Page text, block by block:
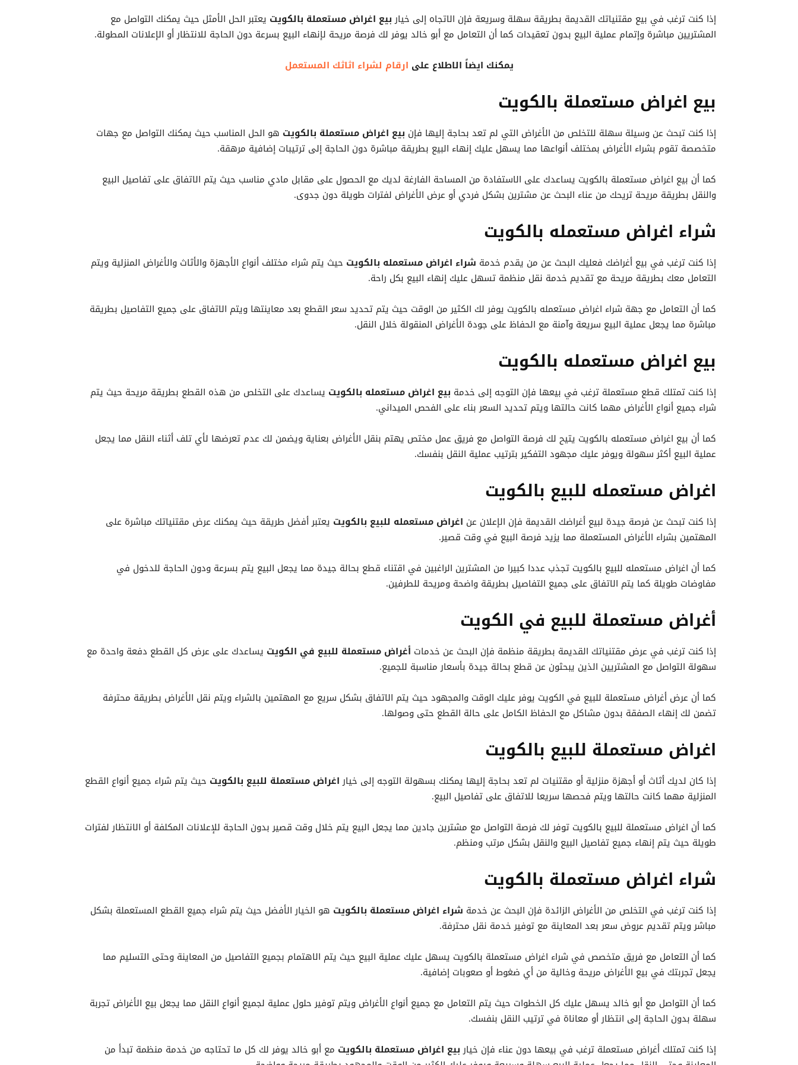
إذا كنت ترغب في بيع مقتنياتك القديمة بطريقة سهلة وسريعة فإن الاتجاه إلى خياربيع اغراض مستعملة بالكويت يعتبر الحل الأمثل حيث يمكنك التواصل مع
المشتريين مباشرة وإتمام عملية البيع بدون تعقيدات كما أن التعامل مع أبو خالد يوفر لك فرصة مريحة لإنهاء البيع بسرعة دون الحاجة للانتظار أو الإعلانات المطولة.
يمكنك ايضاً الاطلاع على ارقام لشراء اثاثك المستعمل
بيع اغراض مستعملة بالكويت
إذا كنت تبحث عن وسيلة سهلة للتخلص من الأغراض التي لم تعد بحاجة إليها فإن بيع اغراض مستعملة بالكويت هو الحل المناسب حيث يمكنك التواصل مع جهات
متخصصة تقوم بشراء الأغراض بمختلف أنواعها مما يسهل عليك إنهاء البيع بطريقة مباشرة دون الحاجة إلى ترتيبات إضافية مرهقة.
كما أن بيع اغراض مستعملة بالكويت يساعدك على الاستفادة من المساحة الفارغة لديك مع الحصول على مقابل مادي مناسب حيث يتم الاتفاق على تفاصيل البيع
والنقل بطريقة مريحة تريحك من عناء البحث عن مشترين بشكل فردي أو عرض الأغراض لفترات طويلة دون جدوى.
شراء اغراض مستعمله بالكويت
إذا كنت ترغب في بيع أغراضك فعليك البحث عن من يقدم خدمة شراء اغراض مستعمله بالكويت حيث يتم شراء مختلف أنواع الأجهزة والأثاث والأغراض المنزلية ويتم
التعامل معك بطريقة مريحة مع تقديم خدمة نقل منظمة تسهل عليك إنهاء البيع بكل راحة.
كما أن التعامل مع جهة شراء اغراض مستعمله بالكويت يوفر لك الكثير من الوقت حيث يتم تحديد سعر القطع بعد معاينتها ويتم الاتفاق على جميع التفاصيل بطريقة
مباشرة مما يجعل عملية البيع سريعة وآمنة مع الحفاظ على جودة الأغراض المنقولة خلال النقل.
بيع اغراض مستعمله بالكويت
إذا كنت تمتلك قطع مستعملة ترغب في بيعها فإن التوجه إلى خدمة بيع اغراض مستعمله بالكويت يساعدك على التخلص من هذه القطع بطريقة مريحة حيث يتم
شراء جميع أنواع الأغراض مهما كانت حالتها ويتم تحديد السعر بناء على الفحص الميداني.
كما أن بيع اغراض مستعمله بالكويت يتيح لك فرصة التواصل مع فريق عمل مختص يهتم بنقل الأغراض بعناية ويضمن لك عدم تعرضها لأي تلف أثناء النقل مما يجعل
عملية البيع أكثر سهولة ويوفر عليك مجهود التفكير بترتيب عملية النقل بنفسك.
اغراض مستعمله للبيع بالكويت
إذا كنت تبحث عن فرصة جيدة لبيع أغراضك القديمة فإن الإعلان عن اغراض مستعمله للبيع بالكويت يعتبر أفضل طريقة حيث يمكنك عرض مقتنياتك مباشرة على
المهتمين بشراء الأغراض المستعملة مما يزيد فرصة البيع في وقت قصير.
كما أن اغراض مستعمله للبيع بالكويت تجذب عددا كبيرا من المشترين الراغبين في اقتناء قطع بحالة جيدة مما يجعل البيع يتم بسرعة ودون الحاجة للدخول في
مفاوضات طويلة كما يتم الاتفاق على جميع التفاصيل بطريقة واضحة ومريحة للطرفين.
أغراض مستعملة للبيع في الكويت
إذا كنت ترغب في عرض مقتنياتك القديمة بطريقة منظمة فإن البحث عن خدمات أغراض مستعملة للبيع في الكويت يساعدك على عرض كل القطع دفعة واحدة مع
سهولة التواصل مع المشتريين الذين يبحثون عن قطع بحالة جيدة بأسعار مناسبة للجميع.
كما أن عرض أغراض مستعملة للبيع في الكويت يوفر عليك الوقت والمجهود حيث يتم الاتفاق بشكل سريع مع المهتمين بالشراء ويتم نقل الأغراض بطريقة محترفة
تضمن لك إنهاء الصفقة بدون مشاكل مع الحفاظ الكامل على حالة القطع حتى وصولها.
اغراض مستعملة للبيع بالكويت
إذا كان لديك أثاث أو أجهزة منزلية أو مقتنيات لم تعد بحاجة إليها يمكنك بسهولة التوجه إلى خياراغراض مستعملة للبيع بالكويت حيث يتم شراء جميع أنواع القطع
المنزلية مهما كانت حالتها ويتم فحصها سريعا للاتفاق على تفاصيل البيع.
كما أن اغراض مستعملة للبيع بالكويت توفر لك فرصة التواصل مع مشترين جادين مما يجعل البيع يتم خلال وقت قصير بدون الحاجة للإعلانات المكلفة أو الانتظار لفترات
طويلة حيث يتم إنهاء جميع تفاصيل البيع والنقل بشكل مرتب ومنظم.
شراء اغراض مستعملة بالكويت
إذا كنت ترغب في التخلص من الأغراض الزائدة فإن البحث عن خدمة شراء اغراض مستعملة بالكويت هو الخيار الأفضل حيث يتم شراء جميع القطع المستعملة بشكل
مباشر ويتم تقديم عروض سعر بعد المعاينة مع توفير خدمة نقل محترفة.
كما أن التعامل مع فريق متخصص في شراء اغراض مستعملة بالكويت يسهل عليك عملية البيع حيث يتم الاهتمام بجميع التفاصيل من المعاينة وحتى التسليم مما
يجعل تجربتك في بيع الأغراض مريحة وخالية من أي ضغوط أو صعوبات إضافية.
كما أن التواصل مع أبو خالد يسهل عليك كل الخطوات حيث يتم التعامل مع جميع أنواع الأغراض ويتم توفير حلول عملية لجميع أنواع النقل مما يجعل بيع الأغراض تجربة
سهلة بدون الحاجة إلى انتظار أو معاناة في ترتيب النقل بنفسك.
إذا كنت تمتلك أغراض مستعملة ترغب في بيعها دون عناء فإن خياربيع اغراض مستعملة بالكويت مع أبو خالد يوفر لك كل ما تحتاجه من خدمة منظمة تبدأ من